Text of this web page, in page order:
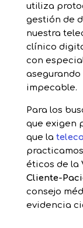
utiliza
gestión de
nuestra
clínico
con
impecable.
Para los
que exigen
que la
éticos de la
Cliente-
consejo
evidencia